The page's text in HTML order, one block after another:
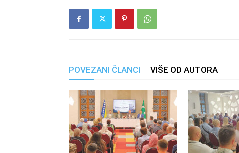
POVEZANI ČLANCI VIŠE OD AUTORA